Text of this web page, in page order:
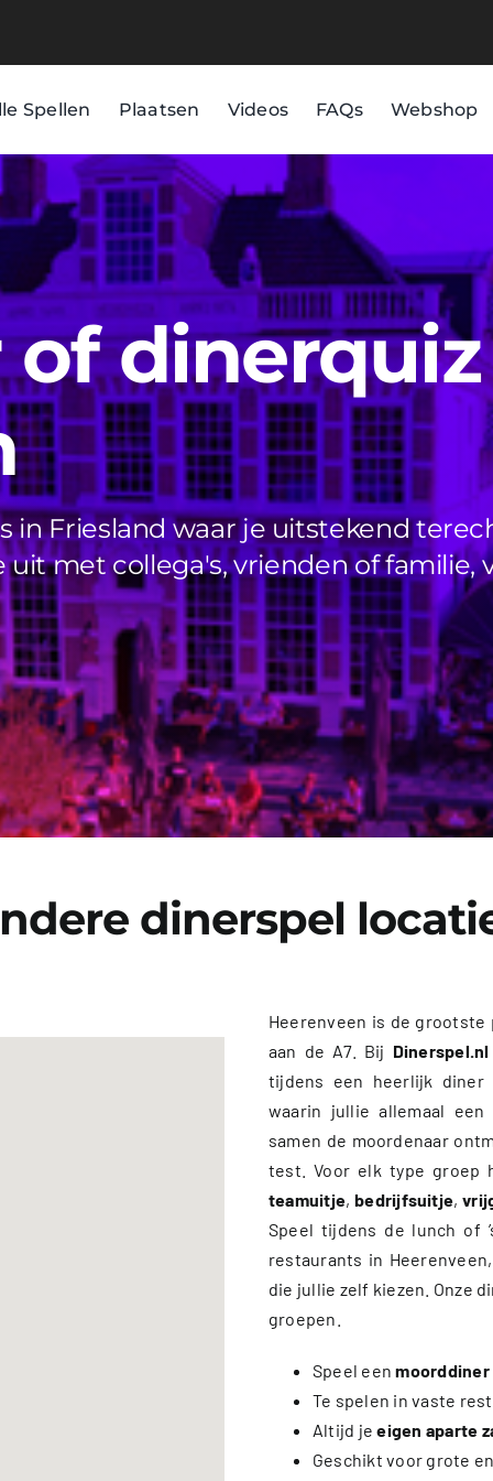
Spellen Plaatsen Videos FAQs Webshop
in Friesland waar je uitstekend
met collega's, vrienden of familie,
dinerspel
Heerenveen is de
aan de A7. Bij Dinerspel.nl
tijdens een heerlijk diner
waarin jullie allemaal
samen de moordenaar
test. Voor elk type groep
teamuitje,bedrijfsuitje,
Speel tijdens de lunch of
restaurants in
die jullie zelf kiezen. Onze
groepen.
Speel eenmoorddiner
Te spelen in vaste
Altijd jeeigen aparte
Geschikt voor grote